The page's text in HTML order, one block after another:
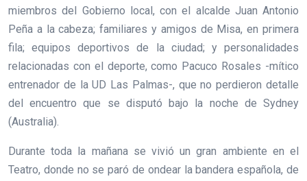
miembros del Gobierno local, con el alcalde Juan Antonio
Peña a la cabeza; familiares y amigos de Misa, en primera
fila; equipos deportivos de la ciudad; y personalidades
relacionadas con el deporte, como Pacuco Rosales -mítico
entrenador de la UD Las Palmas-, que no perdieron detalle
del encuentro que se disputó bajo la noche de Sydney
(Australia).
Durante toda la mañana se vivió un gran ambiente en el
Teatro, donde no se paró de ondear la bandera española, de